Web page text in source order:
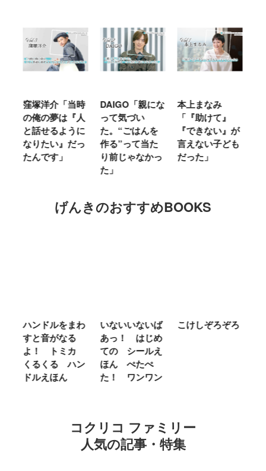
窪塚洋介「当時
の俺の夢は『人
と話せるように
なりたい』だっ
たんです」
DAIGO「親にな
って気づい
た。“ごはんを
作る”って当た
り前じゃなかっ
た」
本上まなみ
「『助けて』
『できない』が
言えない子ども
だった」
げんきのおすすめBOOKS
ハンドルをまわ
すと音がなる
よ！ トミカ
くるくる ハン
ドルえほん
いないいないば
あっ！ はじめ
ての シールえ
ほん ぺたぺ
た！ ワンワン
こけしぞろぞろ
コクリコ ファミリー
人気の記事・特集